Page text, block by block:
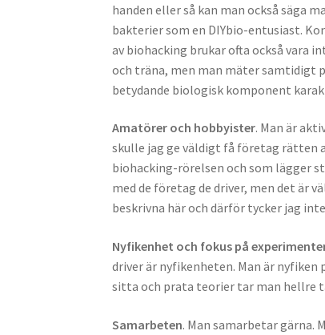
handen eller så kan man också säga
bakterier som en DIYbio-entusiast.
av biohacking brukar ofta också vara
och träna, men man mäter samtidigt
betydande biologisk komponent
Amatörer och hobbyister. Man är
skulle jag ge väldigt få företag rätten
biohacking-rörelsen och som lägger
med de företag de driver, men det är
beskrivna här och därför tycker jag
Nyfikenhet och fokus på
driver är nyfikenheten. Man är
sitta och prata teorier tar man hellre
Samarbeten. Man samarbetar gärna.